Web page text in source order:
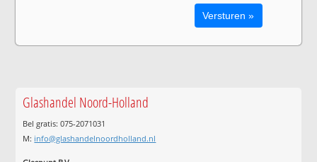
Glashandel Noord-Holland
Bel gratis: 075-2071031
M: info@glashandelnoordholland.nl